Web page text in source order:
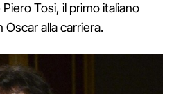
Tosi, il primo italiano
Oscar alla carriera.